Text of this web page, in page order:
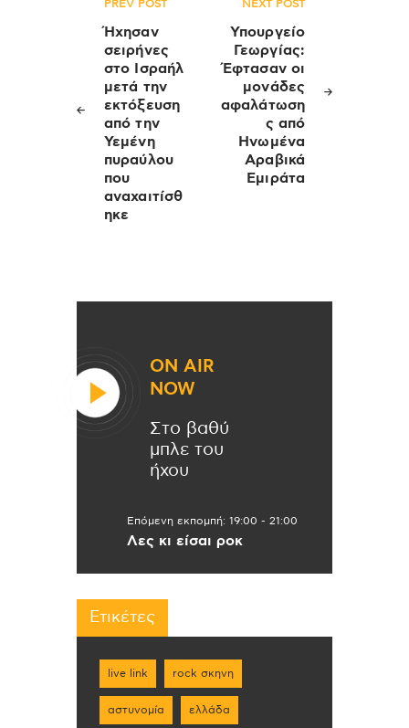
Πλοήγηση
άρθρων
PREV POST
Ήχησαν
σειρήνες
στο Ισραήλ
μετά την
εκτόξευση
από την
Υεμένη
πυραύλου
που
αναχαιτίσθ
ηκε
NEXT POST
Υπουργείο
Γεωργίας:
Έφτασαν οι
μονάδες
αφαλάτωση
ς από
Ηνωμένα
Αραβικά
Εμιράτα
ON AIR
NOW
Στο βαθύ
μπλε του
ήχου
Επόμενη εκπομπή: 19:00 - 21:00
Λες κι είσαι ροκ
Ετικέτες
live link rock σκηνη
αστυνομία ελλάδα